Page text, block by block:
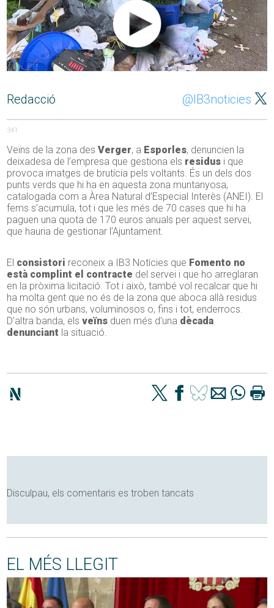
Redacció @IB3noticies
341
Veïns de la zona desVerger, a Esporles, denuncien la
deixadesa de l’empresa que gestiona els residus i que
provoca imatges de brutícia pels voltants. És un dels dos
punts verds que hi ha en aquesta zona muntanyosa,
catalogada com a Àrea Natural d’Especial Interès (ANEI). El
fems s’acumula, tot i que les més de 70 cases que hi ha
paguen una quota de 170 euros anuals per aquest servei,
que hauria de gestionar l’Ajuntament.
El consistori reconeix a IB3 Notícies que Fomento no
està complint el contracte del servei i que ho arreglaran
en la pròxima licitació. Tot i això, també vol recalcar que hi
ha molta gent que no és de la zona que aboca allà residus
que no són urbans, voluminosos o, fins i tot, enderrocs.
D’altra banda, elsveïns duen més d’una dècada
denunciant la situació.
Disculpau, els comentaris es troben tancats
EL MÉS LLEGIT